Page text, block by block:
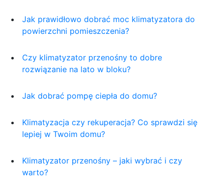
Jak prawidłowo dobrać moc klimatyzatora do
powierzchni pomieszczenia?
Czy klimatyzator przenośny to dobre
rozwiązanie na lato w bloku?
Jak dobrać pompę ciepła do domu?
Klimatyzacja czy rekuperacja? Co sprawdzi się
lepiej w Twoim domu?
Klimatyzator przenośny – jaki wybrać i czy
warto?